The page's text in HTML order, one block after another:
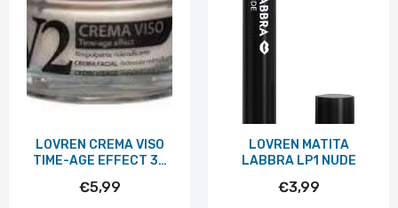
LOVREN CREMA VISO
TIME-AGE EFFECT 30
€5,99
LOVREN MATITA
LABBRA LP1 NUDE
€3,99